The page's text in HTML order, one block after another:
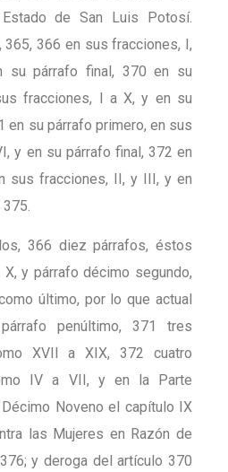
de San Luis Potosí.
366 en sus fracciones, I,
párrafo final, 370 en su
fracciones, I a X, y en su
en su párrafo primero, en sus
y en su párrafo final, 372 en
sus fracciones, II, y III, y en
366 diez párrafos, éstos
y párrafo décimo segundo,
último, por lo que actual
penúltimo, 371 tres
XVII a XIX, 372 cuatro
IV a VII, y en la Parte
Noveno el capítulo IX
las Mujeres en Razón de
y deroga del artículo 370